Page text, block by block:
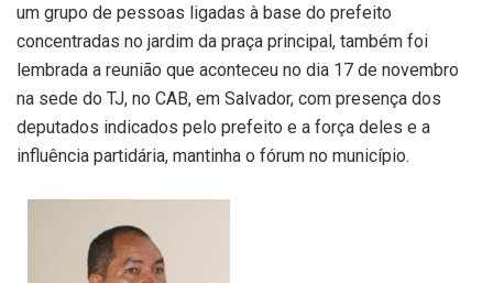
um grupo de pessoas ligadas à base do prefeito
concentradas no jardim da praça principal, também foi
lembrada a reunião que aconteceu no dia 17 de novembro
na sede do TJ, no CAB, em Salvador, com presença dos
deputados indicados pelo prefeito e a força deles e a
influência partidária, mantinha o fórum no município.